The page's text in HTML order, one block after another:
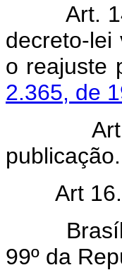
Art.
decreto-lei
o reajuste
2.365, de
publicação.
Art
Brasília,
99º da